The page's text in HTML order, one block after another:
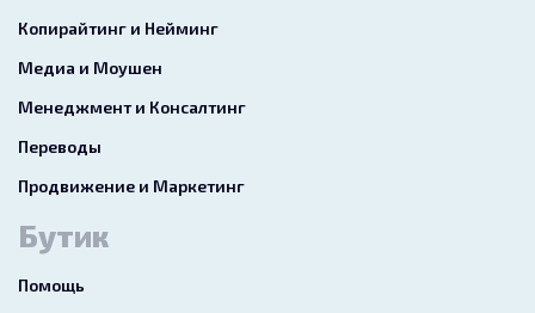
Копирайтинг и Нейминг
Медиа и Моушен
Менеджмент и Консалтинг
Переводы
Продвижение и Маркетинг
Бутик
Помощь